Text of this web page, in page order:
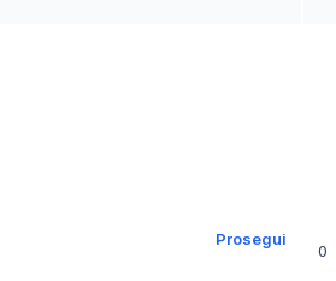
Prosegui
0